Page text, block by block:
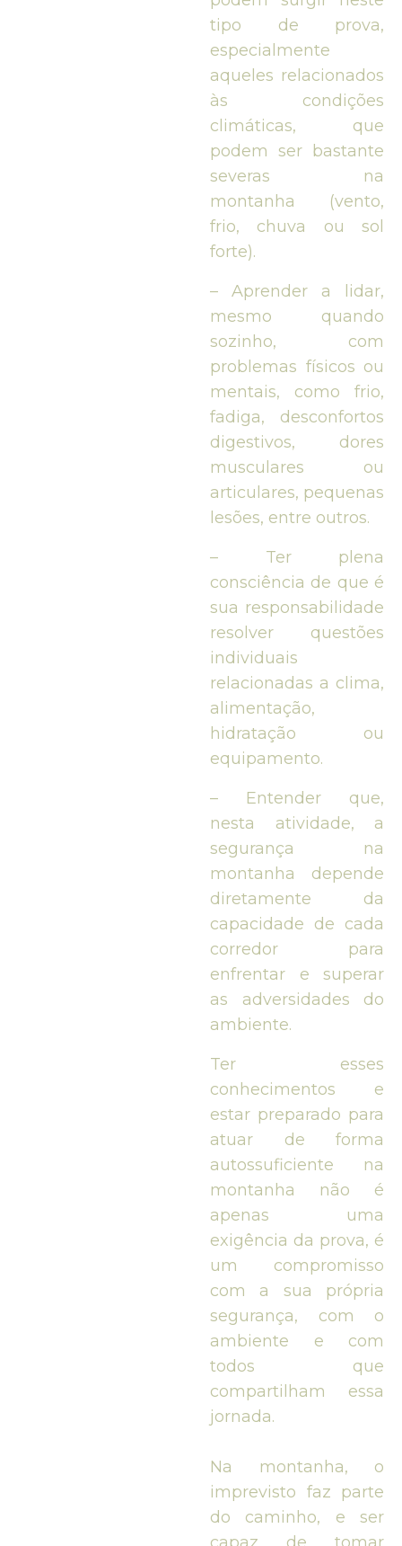
tipo de prova,
especialmente
aqueles relacionados
às condições
climáticas, que
podem ser bastante
severas na
montanha (vento,
frio, chuva ou sol
forte).
– Aprender a lidar,
mesmo quando
sozinho, com
problemas físicos ou
mentais, como frio,
fadiga, desconfortos
digestivos, dores
musculares ou
articulares, pequenas
lesões, entre outros.
– Ter plena
consciência de que é
sua responsabilidade
resolver questões
individuais
relacionadas a clima,
alimentação,
hidratação ou
equipamento.
– Entender que,
nesta atividade, a
segurança na
montanha depende
diretamente da
capacidade de cada
corredor para
enfrentar e superar
as adversidades do
ambiente.
Ter esses
conhecimentos e
estar preparado para
atuar de forma
autossuficiente na
montanha não é
apenas uma
exigência da prova, é
um compromisso
com a sua própria
segurança, com o
ambiente e com
todos que
compartilham essa
jornada.
Na montanha, o
imprevisto faz parte
do caminho, e ser